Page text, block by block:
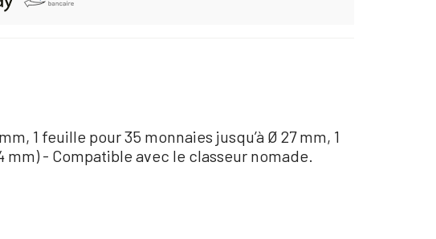
1 feuille pour 35 monnaies jusqu’à Ø 27 mm, 1
mm) - Compatible avec le classeur nomade.